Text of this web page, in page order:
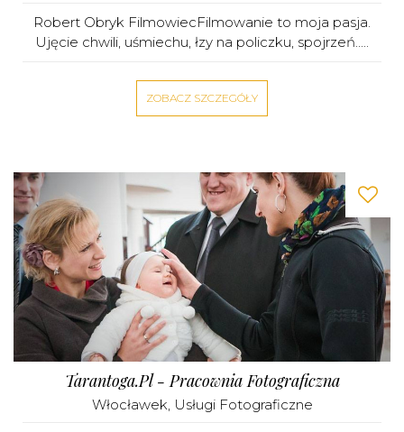
Robert Obryk FilmowiecFilmowanie to moja pasja.
Ujęcie chwili, uśmiechu, łzy na policzku, spojrzeń.....
ZOBACZ SZCZEGÓŁY
Tarantoga.pl - Pracownia Fotograficzna
Włocławek, Usługi Fotograficzne